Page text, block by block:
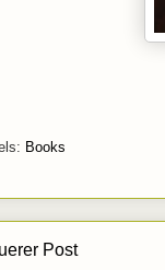
Books
Post